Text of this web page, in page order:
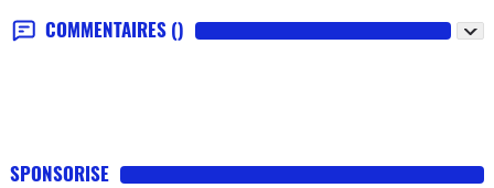
COMMENTAIRES ()
SPONSORISE